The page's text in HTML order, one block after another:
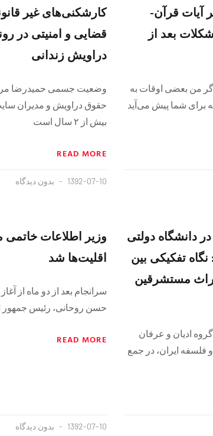
آیات قرآن-
بعد از
من بعضی اوقات به
برای شما پیش می‌آ‌ید
کارشکنی‌های غیر
قضایی و امنیتی در
دراویش زندانی
وضعیت جسمی حمیدرضا
حقوق دراویش و مدیران
بیش از ۲ سال است
READ MORE
1392-07-10 بدون دیدگاه
دانشگاه دولتی
تفکیکی بین
مستشرقین
ادیان و عرفان
ایران،‌ در جمع
وزیر اطلاعات خاتمی
اقلیت‌ها شد
سرانجام بعد از دو ماه از
حسن روحانی، رئيس جمهور
READ MORE
1392-07-10 بدون دیدگاه